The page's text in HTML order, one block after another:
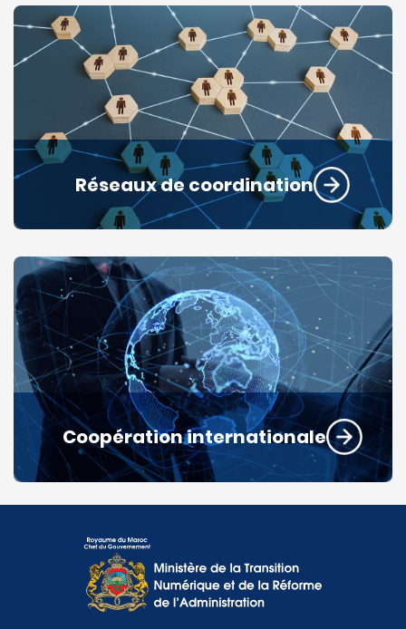
Réseaux de coordination
Coopération internationale